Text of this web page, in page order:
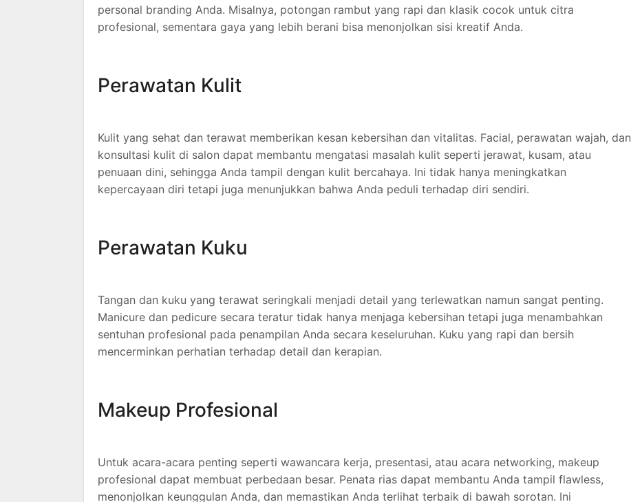
personal branding Anda. Misalnya, potongan rambut yang rapi dan klasik cocok untuk citra
profesional, sementara gaya yang lebih berani bisa menonjolkan sisi kreatif Anda.
Perawatan Kulit
Kulit yang sehat dan terawat memberikan kesan kebersihan dan vitalitas. Facial, perawatan wajah, dan
konsultasi kulit di salon dapat membantu mengatasi masalah kulit seperti jerawat, kusam, atau
penuaan dini, sehingga Anda tampil dengan kulit bercahaya. Ini tidak hanya meningkatkan
kepercayaan diri tetapi juga menunjukkan bahwa Anda peduli terhadap diri sendiri.
Perawatan Kuku
Tangan dan kuku yang terawat seringkali menjadi detail yang terlewatkan namun sangat penting.
Manicure dan pedicure secara teratur tidak hanya menjaga kebersihan tetapi juga menambahkan
sentuhan profesional pada penampilan Anda secara keseluruhan. Kuku yang rapi dan bersih
mencerminkan perhatian terhadap detail dan kerapian.
Makeup Profesional
Untuk acara-acara penting seperti wawancara kerja, presentasi, atau acara networking, makeup
profesional dapat membuat perbedaan besar. Penata rias dapat membantu Anda tampil flawless,
menonjolkan keunggulan Anda, dan memastikan Anda terlihat terbaik di bawah sorotan. Ini